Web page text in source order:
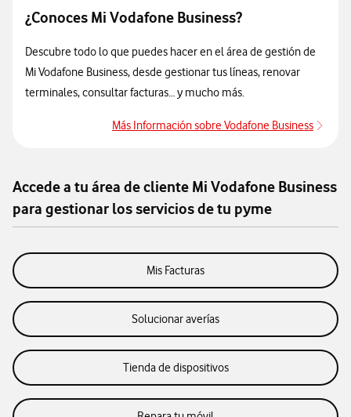
¿Conoces Mi Vodafone Business?
Descubre todo lo que puedes hacer en el área de gestión de
Mi Vodafone Business, desde gestionar tus líneas, renovar
terminales, consultar facturas… y mucho más.
Más Información sobre Vodafone Business
Accede a tu área de cliente Mi Vodafone Business
para gestionar los servicios de tu pyme
Mis Facturas
Solucionar averías
Tienda de dispositivos